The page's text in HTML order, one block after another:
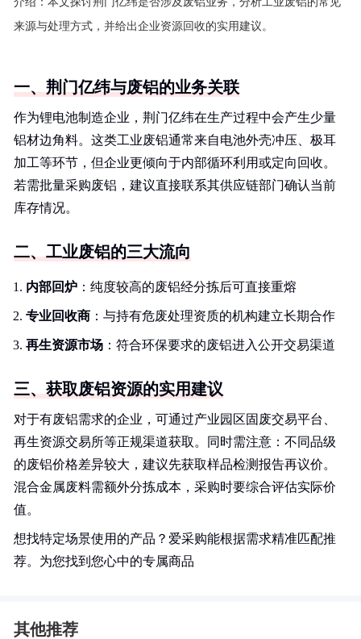
来源与处理方式，并给出企业资源回收的实用建议。
一、荆门亿纬与废铝的业务关联
作为锂电池制造企业，荆门亿纬在生产过程中会产生少量
铝材边角料。这类工业废铝通常来自电池外壳冲压、极耳
加工等环节，但企业更倾向于内部循环利用或定向回收。
若需批量采购废铝，建议直接联系其供应链部门确认当前
库存情况。
二、工业废铝的三大流向
内部回炉 ：纯度较高的废铝经分拣后可直接重熔
专业回收商 ：与持有危废处理资质的机构建立长期合作
再生资源市场 ：符合环保要求的废铝进入公开交易渠道
三、获取废铝资源的实用建议
对于有废铝需求的企业，可通过产业园区固废交易平台、
再生资源交易所等正规渠道获取。同时需注意：不同品级
的废铝价格差异较大，建议先获取样品检测报告再议价。
混合金属废料需额外分拣成本，采购时要综合评估实际价
值。
想找特定场景使用的产品？爱采购能根据需求精准匹配推
荐。为您找到您心中的专属商品
其他推荐